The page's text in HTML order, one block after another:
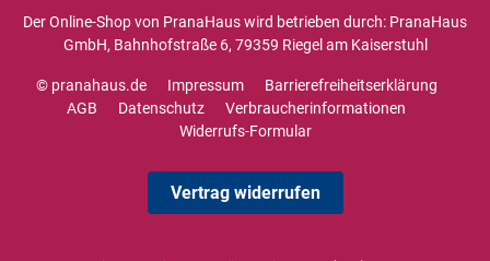
Der Online-Shop von PranaHaus wird betrieben durch: PranaHaus
GmbH, Bahnhofstraße 6, 79359 Riegel am Kaiserstuhl
© pranahaus.de Impressum
Barrierefreiheitserklärung
AGB
Datenschutz
Verbraucherinformationen
Widerrufs-Formular
Vertrag widerrufen